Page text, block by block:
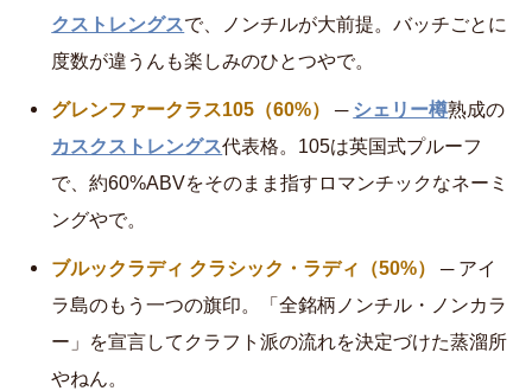
クストレングスで、ノンチルが大前提。バッチごとに
度数が違うんも楽しみのひとつやで。
グレンファークラス105（60%） ─ シェリー樽熟成の
カスクストレングス代表格。105は英国式プルーフ
で、約60%ABVをそのまま指すロマンチックなネーミ
ングやで。
ブルックラディ クラシック・ラディ（50%）
─ アイ
ラ島のもう一つの旗印。「全銘柄ノンチル・ノンカラ
ー」を宣言してクラフト派の流れを決定づけた蒸溜所
やねん。